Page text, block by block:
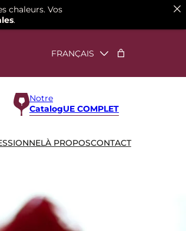
Notre
CatalogUE COMPLET
À PROPOSCONTACT
chaleurs. Vos
.